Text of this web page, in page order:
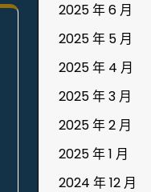
2025 年 6 月
2025 年 5 月
2025 年 4 月
2025 年 3 月
2025 年 2 月
2025 年 1 月
2024 年 12 月